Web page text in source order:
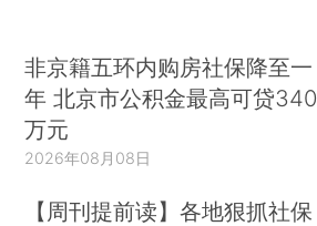
非京籍五环内购房社保降至一
年 北京市公积金最高可贷340
万元
2026年08月08日
【周刊提前读】各地狠抓社保